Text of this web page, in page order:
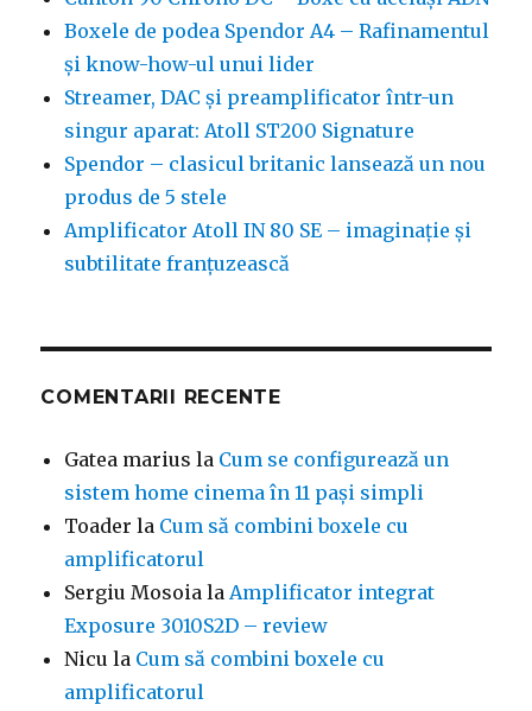
Boxele de podea Spendor A4 – Rafinamentul
și know-how-ul unui lider
Streamer, DAC și preamplificator într-un
singur aparat: Atoll ST200 Signature
Spendor – clasicul britanic lansează un nou
produs de 5 stele
Amplificator Atoll IN 80 SE – imaginație și
subtilitate franțuzească
COMENTARII RECENTE
Gatea marius la Cum se configurează un
sistem home cinema în 11 pași simpli
Toader la Cum să combini boxele cu
amplificatorul
Sergiu Mosoia la Amplificator integrat
Exposure 3010S2D – review
Nicu la Cum să combini boxele cu
amplificatorul